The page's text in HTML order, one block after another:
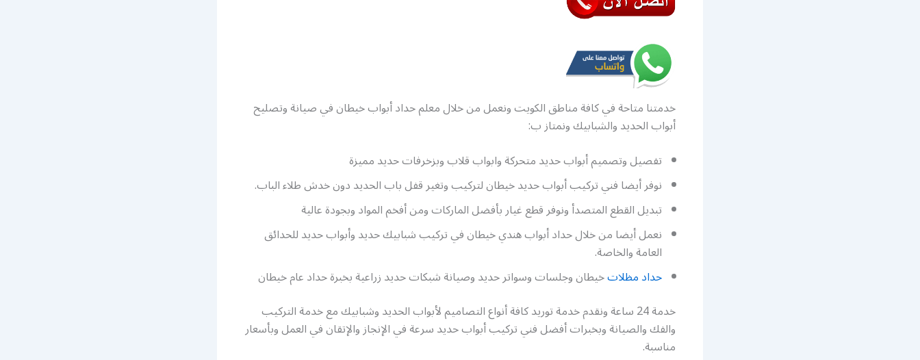
خدمتنا متاحة في كافة مناطق الكويت ونعمل من خلال معلم حداد أبواب خيطان في صيانة وتصليح
أبواب الحديد والشبابيك ونمتاز ب:
تفصيل وتصميم أبواب حديد متحركة وابواب قلاب وبزخرفات حديد مميزة
نوفر أيضا فني تركيب أبواب حديد خيطان لتركيب وتغير قفل باب الحديد دون خدش طلاء الباب.
تبديل القطع المتصدأ ونوفر قطع غيار بأفضل الماركات ومن أفخم المواد وبجودة عالية
نعمل أيضا من خلال حداد أبواب هندي خيطان في تركيب شبابيك حديد وأبواب حديد للحدائق
العامة والخاصة.
حداد مظلاتخيطان وجلسات وسواتر حديد وصيانة شبكات حديد زراعية بخبرة حداد عام خيطان
خدمة 24 ساعة ونقدم خدمة توريد كافة أنواع التصاميم لأبواب الحديد وشبابيك مع خدمة التركيب
والفك والصيانة وبخبرات أفضل فني تركيب أبواب حديد سرعة في الإنجاز والإتقان في العمل وبأسعار
مناسبة.